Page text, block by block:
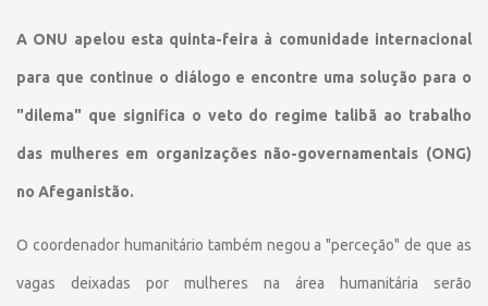
A ONU apelou esta quinta-feira à comunidade internacional
para que continue o diálogo e encontre uma solução para o
"dilema" que significa o veto do regime talibã ao trabalho
das mulheres em organizações não-governamentais (ONG)
no Afeganistão.
O coordenador humanitário também negou a "perceção" de que as
vagas deixadas por mulheres na área humanitária serão